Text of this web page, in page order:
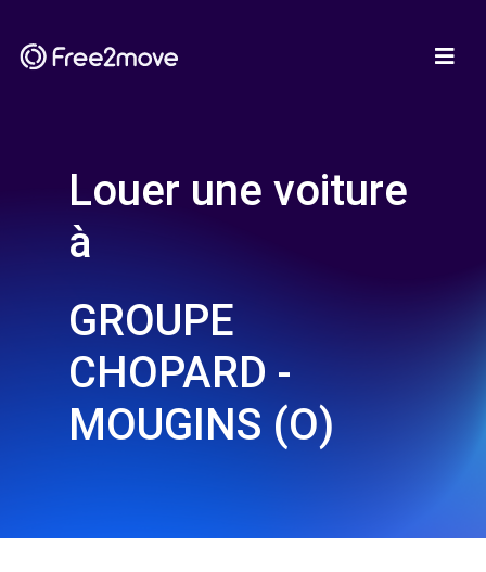
Louer une voiture
à
GROUPE
CHOPARD -
MOUGINS (O)